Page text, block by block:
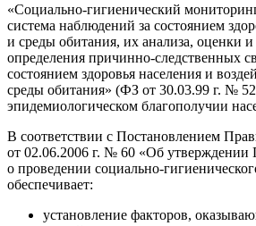
«Социально-гигиенический
система наблюдений за состоянием
и среды обитания, их анализа, оценки и
определения причинно-следственных
состоянием здоровья населения и
среды обитания» (ФЗ от 30.03.99 г. №
эпидемиологическом благополучии
В соответствии с Постановлением
от 02.06.2006 г. № 60 «Об утверждении
о проведении социально-
обеспечивает:
установление факторов,